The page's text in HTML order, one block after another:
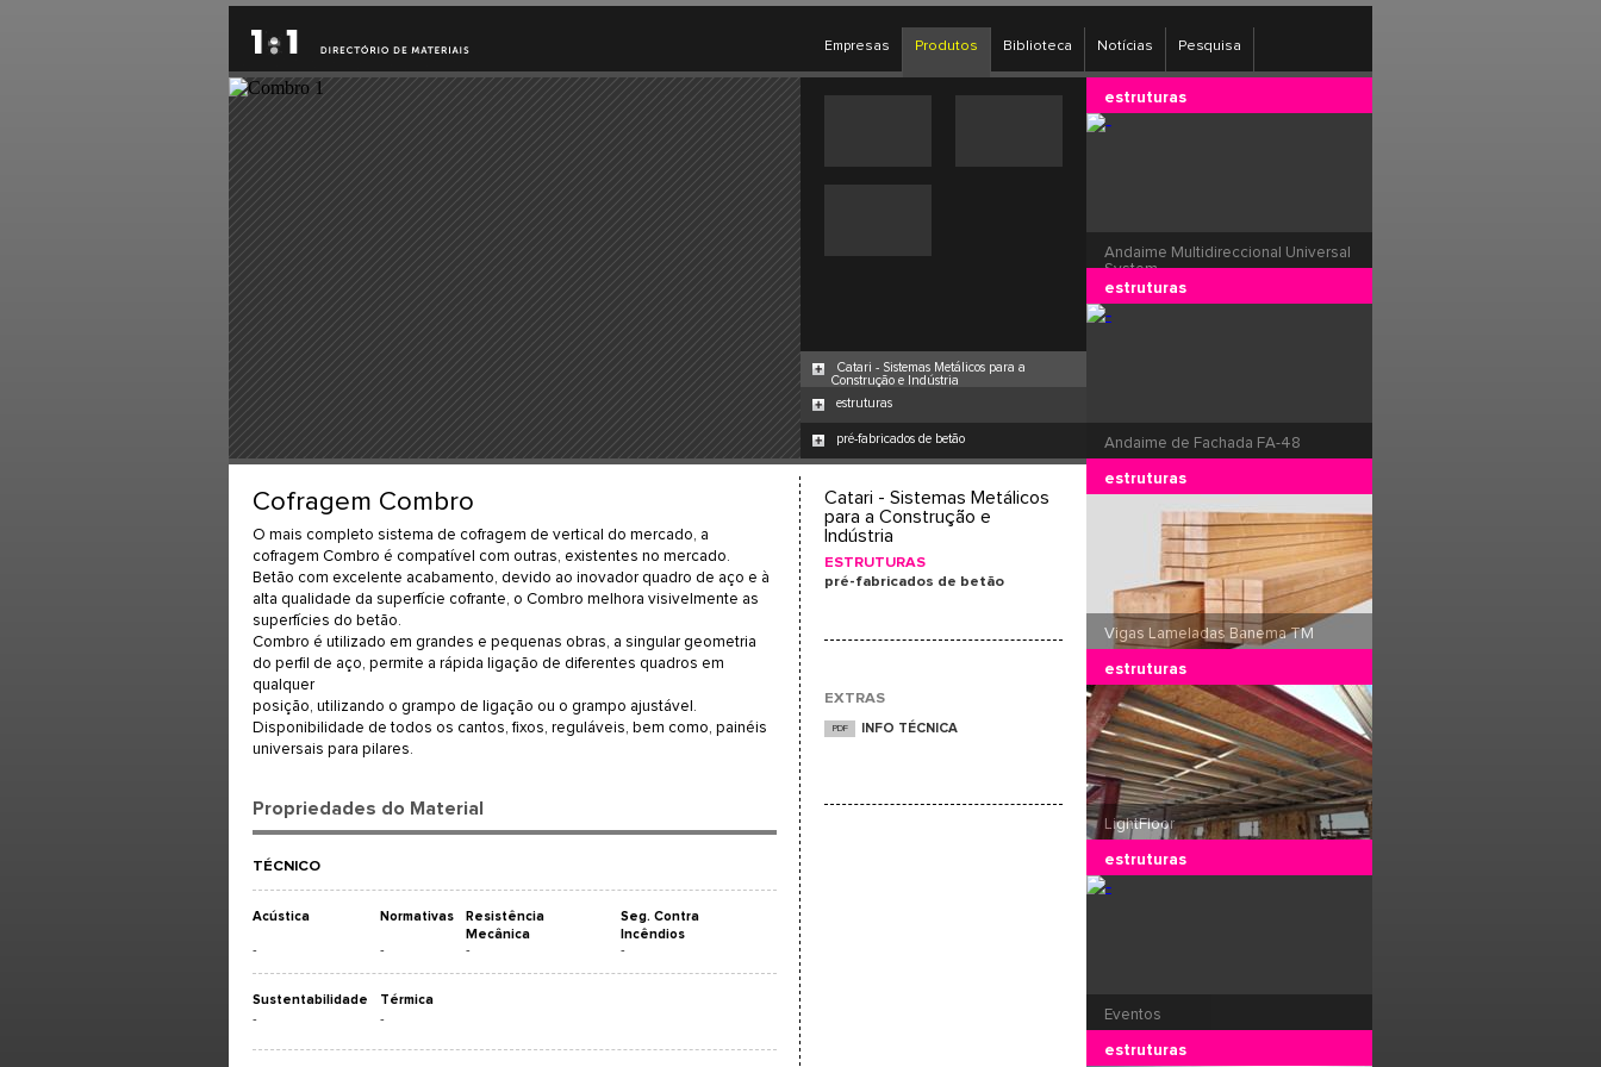
Empresas Produtos Biblioteca Notícias Pesquisa
Catari - Sistemas Metálicos para a
Construção e Indústria
estruturas
pré-fabricados de betão
Cofragem Combro
O mais completo sistema de cofragem de vertical do mercado, a
cofragem Combro é compatível com outras, existentes no mercado.
Betão com excelente acabamento, devido ao inovador quadro de aço e à
alta qualidade da superfície cofrante, o Combro melhora visivelmente as
superfícies do betão.
Combro é utilizado em grandes e pequenas obras, a singular geometria
do perfil de aço, permite a rápida ligação de diferentes quadros em
qualquer
posição, utilizando o grampo de ligação ou o grampo ajustável.
Disponibilidade de todos os cantos, fixos, reguláveis, bem como, painéis
universais para pilares.
Propriedades do Material
TÉCNICO
Acústica Normativas
Resistência
Mecânica
Seg. Contra
Incêndios
- - - -
Sustentabilidade Térmica
- -
Catari - Sistemas Metálicos
para a Construção e
Indústria
ESTRUTURAS
pré-fabricados de betão
EXTRAS
PDF INFO TÉCNICA
estruturas
Andaime Multidireccional Universal
System
estruturas
Andaime de Fachada FA-48
estruturas
Vigas Lameladas Banema TM
estruturas
LightFloor
estruturas
Eventos
estruturas